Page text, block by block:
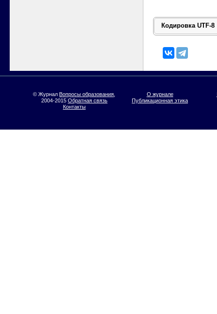
© ЖурналВопросы образования
2004-2015 Обратная связь
О журнале
Публикационная этика
Контакты